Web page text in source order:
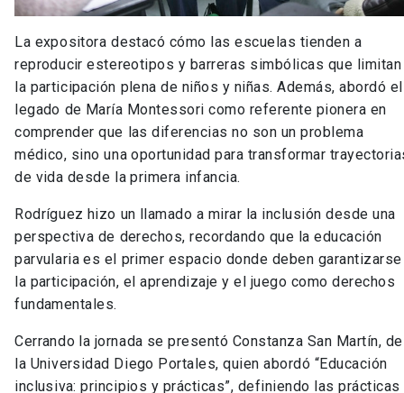
La expositora destacó cómo las escuelas tienden a
reproducir estereotipos y barreras simbólicas que limitan
la participación plena de niños y niñas. Además, abordó el
legado de María Montessori como referente pionera en
comprender que las diferencias no son un problema
médico, sino una oportunidad para transformar
de vida desde la primera infancia.
Rodríguez hizo un llamado a mirar la inclusión desde una
perspectiva de derechos, recordando que la educación
parvularia es el primer espacio donde deben garantizarse
la participación, el aprendizaje y el juego como derechos
fundamentales.
Cerrando la jornada se presentó Constanza San Martín, de
la Universidad Diego Portales, quien abordó “Educación
inclusiva: principios y prácticas”, definiendo las prácticas